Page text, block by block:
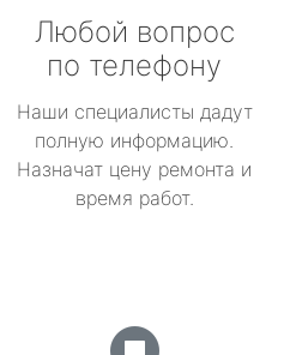
Любой вопрос
по телефону
Наши специалисты дадут
полную информацию.
Назначат цену ремонта и
время работ.